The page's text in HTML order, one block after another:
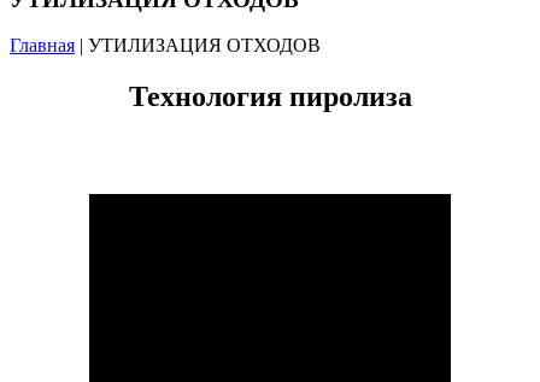
Главная | УТИЛИЗАЦИЯ ОТХОДОВ
Технология пиролиза